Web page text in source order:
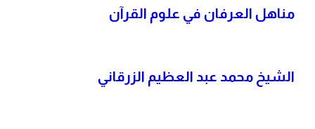
مناهل العرفان في علوم القرآن
الشيخ محمد عبد العظيم الزرقاني